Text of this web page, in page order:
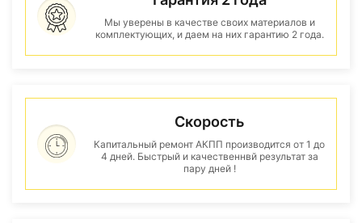
Мы уверены в качестве своих материалов и
комплектующих, и даем на них гарантию 2 года.
Скорость
Капитальный ремонт АКПП производится от 1 до
4 дней. Быстрый и качественнвй результат за
пару дней !